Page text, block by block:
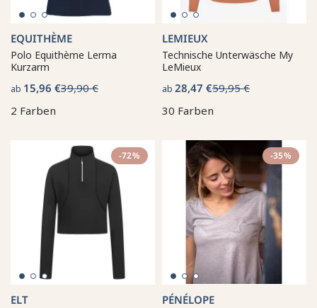
EQUITHÈME
Polo Equithème Lerma
Kurzarm
ab 15,96 €39,90 €
2 Farben
LEMIEUX
Technische Unterwäsche My
LeMieux
ab 28,47 €59,95 €
30 Farben
-72%
ELT
-35%
PÉNÉLOPE